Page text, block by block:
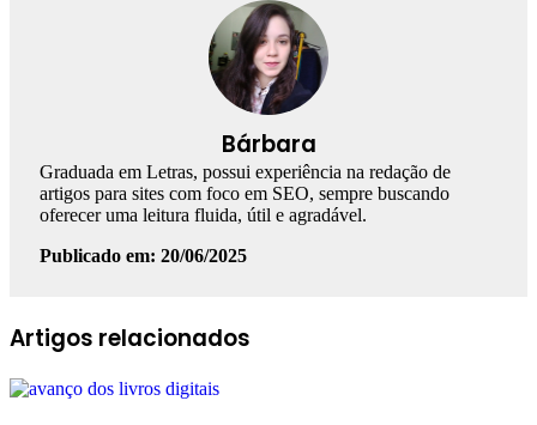
Bárbara
Graduada em Letras, possui experiência na redação de
artigos para sites com foco em SEO, sempre buscando
oferecer uma leitura fluida, útil e agradável.
Publicado em: 20/06/2025
Facebook
Linkedin
WhatsApp
Telegram
Artigos relacionados